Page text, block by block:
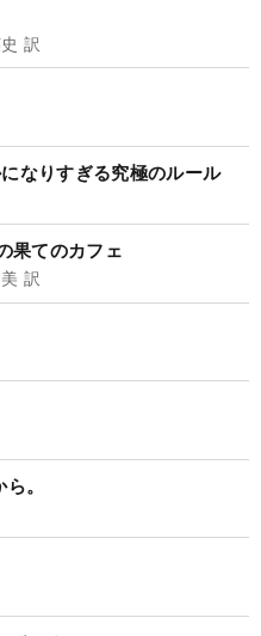
訳
なりすぎる究極のルール
果てのカフェ
訳
。